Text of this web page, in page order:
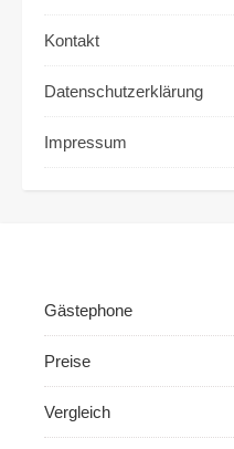
Kontakt
Datenschutzerklärung
Impressum
Gästephone
Preise
Vergleich